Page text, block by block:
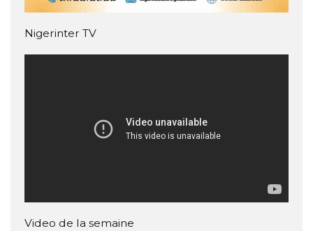
Nigerinter TV
Video de la semaine